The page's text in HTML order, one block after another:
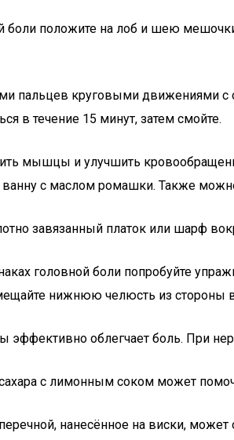
боли положите на лоб и шею
пальцев круговыми движениями
в течение 15 минут, затем смойте.
мышцы и улучшить
с маслом ромашки. Также
завязанный платок или шарф
головной боли попробуйте
нижнюю челюсть из стороны в
эффективно облегчает боль. При
с лимонным соком может
нанесённое на виски, может